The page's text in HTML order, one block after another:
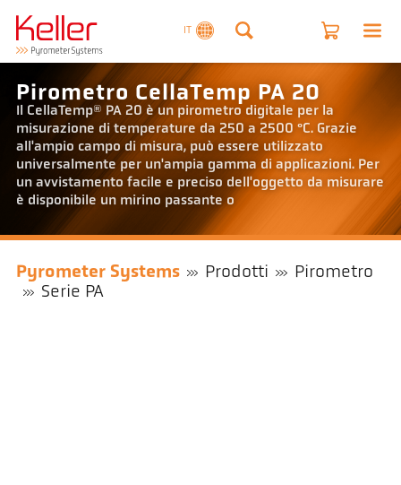
IT
Pirometro CellaTemp PA 20
Il CellaTemp® PA 20 è un pirometro digitale per la
misurazione di temperature da 250 a 2500 °C. Grazie
all'ampio campo di misura, può essere utilizzato
universalmente per un'ampia gamma di applicazioni. Per
un avvistamento facile e preciso dell'oggetto da misurare
è disponibile un mirino passante o
Pyrometer Systems Prodotti
Pirometro
Serie PA